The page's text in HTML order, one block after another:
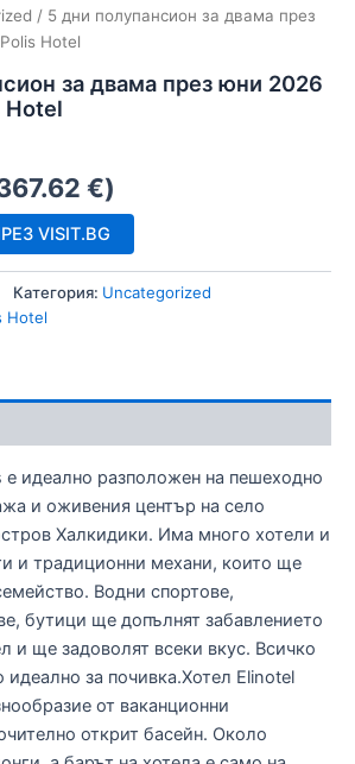
/ 5 дни полупансион за двама през
Hotel
за двама през юни 2026
Hotel
€)
VISIT.BG
Категория: Uncategorized
Hotel
е идеално разположен на пешеходно
и оживения център на село
Халкидики. Има много хотели и
и традиционни механи, които ще
Водни спортове,
бутици ще допълнят забавлението
и ще задоволят всеки вкус. Всичко
идеално за почивка.Хотел Elinotel
от ваканционни
открит басейн. Около